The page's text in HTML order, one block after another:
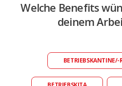
Welche Benefits
deinem
BETRIEBSKANTINE/-